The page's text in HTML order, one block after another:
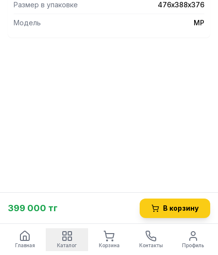
Размер в упаковке 476х388х376
Модель МР
399 000 тг В корзину
Главная Каталог Корзина Контакты Профиль